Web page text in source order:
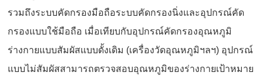
รวมถึงระบบคัดกรองมือถือระบบคัดกรองนิ่งและอุปกรณ์คัด
กรองแบบใช้มือถือ เมื่อเทียบกับอุปกรณ์คัดกรองอุณหภูมิ
ร่างกายแบบสัมผัสแบบดั้งเดิม (เครื่องวัดอุณหภูมิฯลฯ) อุปกรณ์
แบบไม่สัมผัสสามารถตรวจสอบอุณหภูมิของร่างกายเป้าหมาย